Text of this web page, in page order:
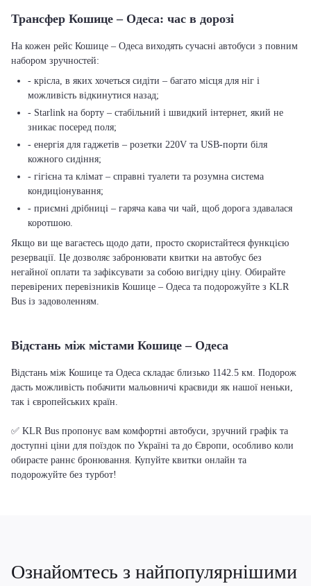
Трансфер Кошице – Одеса: час в дорозі
На кожен рейс Кошице – Одеса виходять сучасні автобуси з повним
набором зручностей:
- крісла, в яких хочеться сидіти – багато місця для ніг і
можливість відкинутися назад;
- Starlink на борту – стабільний і швидкий інтернет, який не
зникає посеред поля;
- енергія для гаджетів – розетки 220V та USB-порти біля
кожного сидіння;
- гігієна та клімат – справні туалети та розумна система
кондиціонування;
- приємні дрібниці – гаряча кава чи чай, щоб дорога здавалася
коротшою.
Якщо ви ще вагаєтесь щодо дати, просто скористайтеся функцією
резервації. Це дозволяє забронювати квитки на автобус без
негайної оплати та зафіксувати за собою вигідну ціну. Обирайте
перевірених перевізників Кошице – Одеса та подорожуйте з KLR
Bus із задоволенням.
Відстань між містами Кошице – Одеса
Відстань між Кошице та Одеса складає близько 1142.5 км. Подорож
дасть можливість побачити мальовничі краєвиди як нашої неньки,
так і європейських країн.
✅ KLR Bus пропонує вам комфортні автобуси, зручний графік та
доступні ціни для поїздок по Україні та до Європи, особливо коли
обираєте раннє бронювання. Купуйте квитки онлайн та
подорожуйте без турбот!
Ознайомтесь з найпопулярнішими